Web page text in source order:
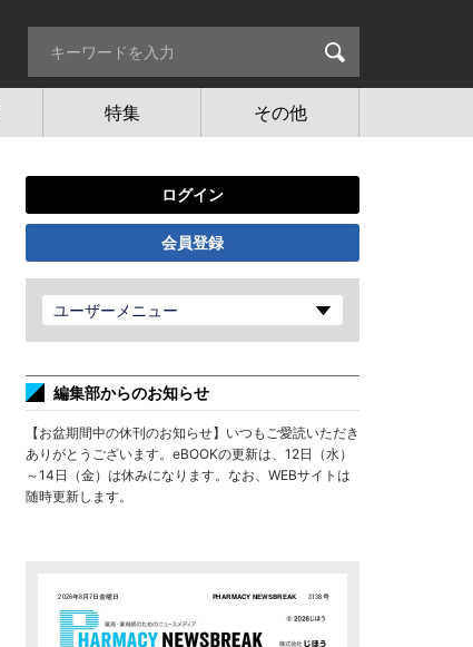
特集 その他
ログイン
会員登録
ユーザーメニュー
編集部からのお知らせ
【お盆期間中の休刊のお知らせ】いつもご愛読いただき
ありがとうございます。eBOOKの更新は、12日（水）
～14日（金）は休みになります。なお、WEBサイトは
随時更新します。